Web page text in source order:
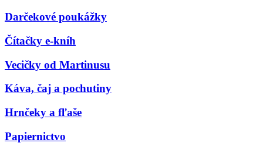
Darčekové poukážky
Čítačky e-kníh
Vecičky od Martinusu
Káva, čaj a pochutiny
Hrnčeky a fľaše
Papiernictvo